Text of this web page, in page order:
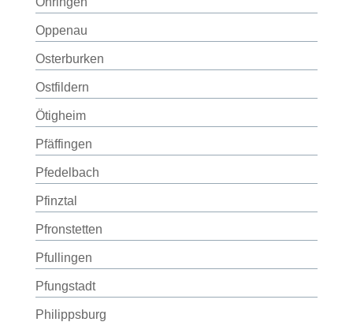
Oppenau
Osterburken
Ostfildern
Ötigheim
Pfäffingen
Pfedelbach
Pfinztal
Pfronstetten
Pfullingen
Pfungstadt
Philippsburg